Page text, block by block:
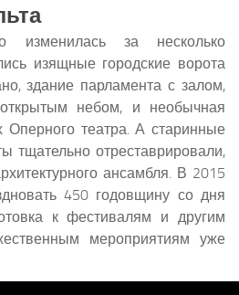
изменилась за несколько
изящные городские ворота
здание парламента с залом,
небом, и необычная
Оперного театра. А старинные
тщательно отреставрировали,
ансамбля. В 2015
450 годовщину со дня
к фестивалям и другим
мероприятиям уже